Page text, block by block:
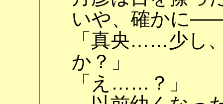
いや、確かに
「真央……少し
か？」
「え……？」